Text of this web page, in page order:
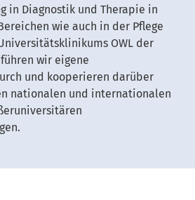
in Diagnostik und Therapie in
wie auch in der Pflege
OWL der
wir eigene
und kooperieren darüber
nationalen und internationalen